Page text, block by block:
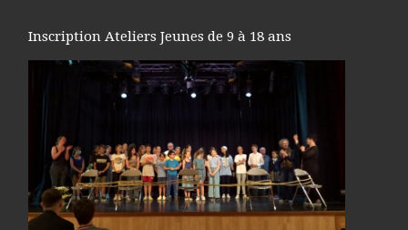
Inscription Ateliers Jeunes de 9 à 18 ans